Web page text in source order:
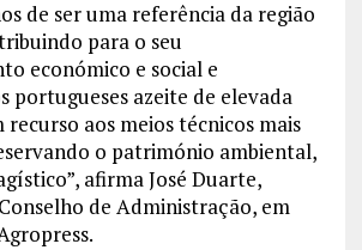
de ser uma referência da região
para o seu
económico e social e
portugueses azeite de elevada
recurso aos meios técnicos mais
o património ambiental,
afirma José Duarte,
de Administração, em